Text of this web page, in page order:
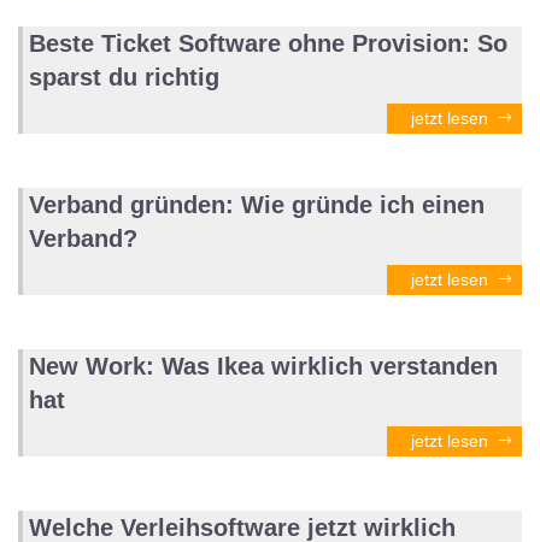
Beste Ticket Software ohne Provision: So
sparst du richtig
jetzt lesen
Verband gründen: Wie gründe ich einen
Verband?
jetzt lesen
New Work: Was Ikea wirklich verstanden
hat
jetzt lesen
Welche Verleihsoftware jetzt wirklich